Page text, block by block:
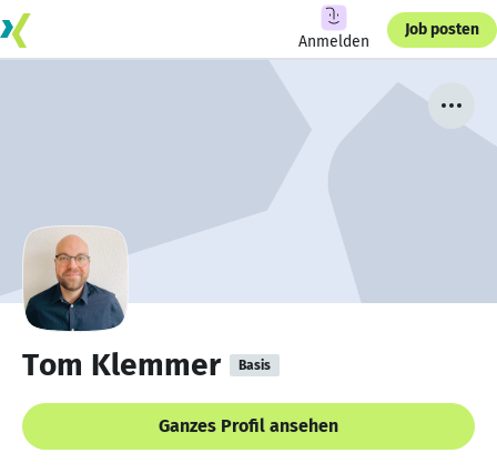
Anmelden
Job posten
Tom Klemmer Basis
Ganzes Profil ansehen